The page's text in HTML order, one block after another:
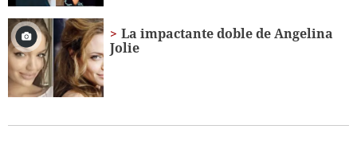
La impactante doble de Angelina
Jolie